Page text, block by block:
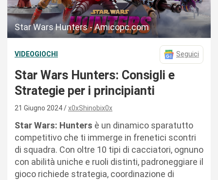
Star Wars Hunters - Amicopc.com
VIDEOGIOCHI Seguici
Star Wars Hunters: Consigli e
Strategie per i principianti
21 Giugno 2024 x0xShinobix0x
Star Wars: Hunters è un dinamico sparatutto
competitivo che ti immerge in frenetici scontri
di squadra. Con oltre 10 tipi di cacciatori, ognuno
con abilità uniche e ruoli distinti, padroneggiare il
gioco richiede strategia, coordinazione di